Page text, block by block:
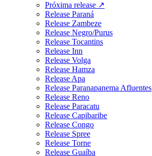
Próxima release ↗
Release Paraná
Release Zambeze
Release Negro/Purus
Release Tocantins
Release Inn
Release Volga
Release Hamza
Release Apa
Release Paranapanema Afluentes
Release Reno
Release Paracatu
Release Capibaribe
Release Congo
Release Spree
Release Torne
Release Guaíba